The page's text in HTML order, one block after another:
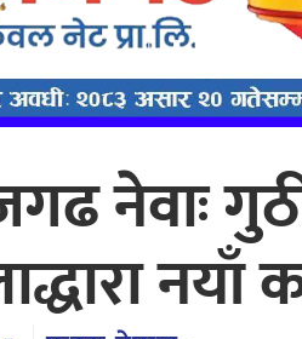
नेवाः
नयाँ